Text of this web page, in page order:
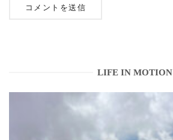
LIFE IN MOTION